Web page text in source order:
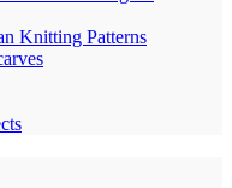
Knitting Patterns